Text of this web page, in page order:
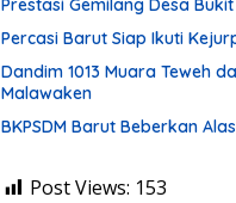
Prestasi Gemilang Desa
Percasi Barut Siap Ikuti
Dandim 1013 Muara Teweh
Malawaken
BKPSDM Barut Beberkan
Post Views: 153